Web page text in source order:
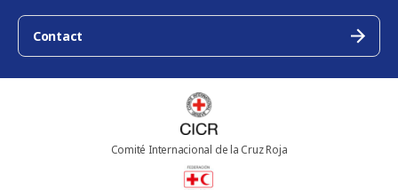
Contact
Comité Internacional de la Cruz Roja